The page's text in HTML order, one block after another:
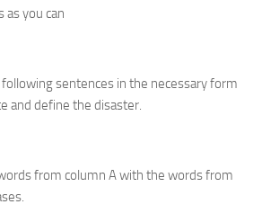
as you can
sentences in the necessary form
and define the disaster.
from column A with the words from